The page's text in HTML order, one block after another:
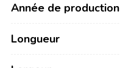
Année de production
Longueur